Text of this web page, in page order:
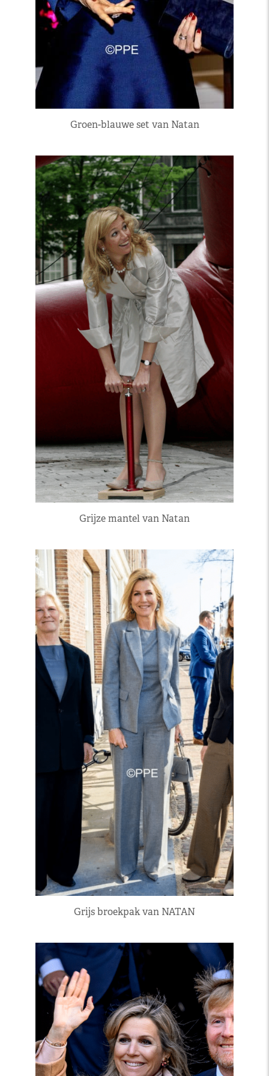
Groen-blauwe set van Natan
Grijze mantel van Natan
Grijs broekpak van NATAN